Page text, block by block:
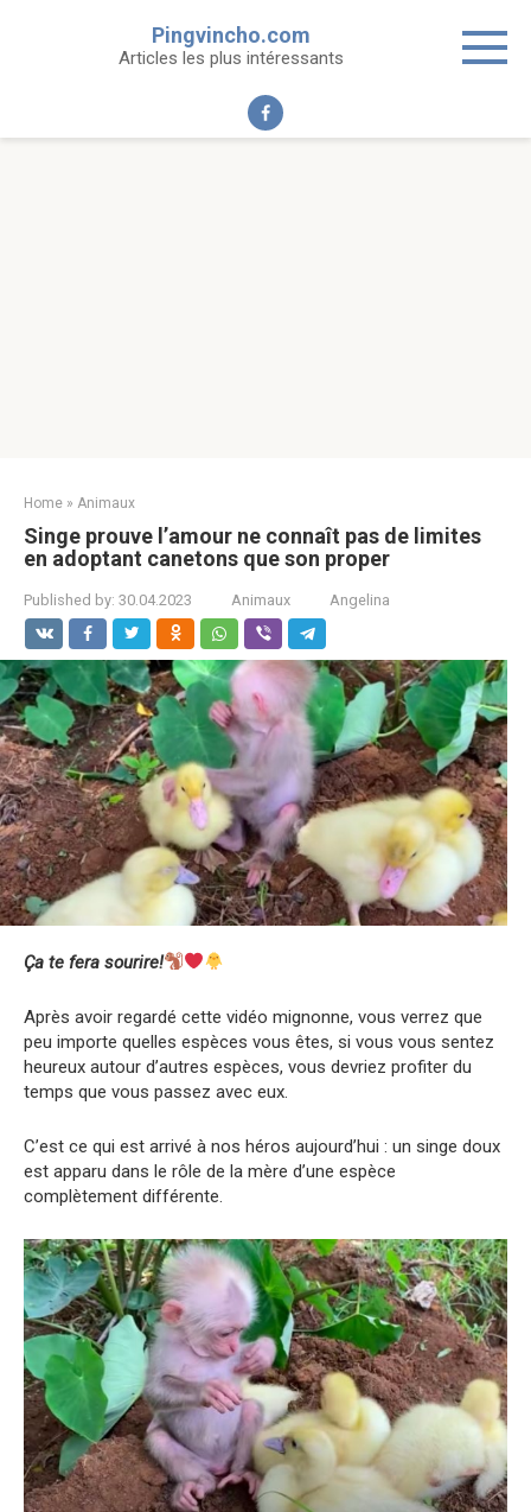
Pingvincho.com
Articles les plus intéressants
Home » Animaux
Singe prouve l’amour ne connaît pas de limites
en adoptant canetons que son proper
Published by: 30.04.2023 Animaux Angelina
Ça te fera sourire!
Après avoir regardé cette vidéo mignonne, vous verrez que
peu importe quelles espèces vous êtes, si vous vous sentez
heureux autour d’autres espèces, vous devriez profiter du
temps que vous passez avec eux.
C’est ce qui est arrivé à nos héros aujourd’hui : un singe doux
est apparu dans le rôle de la mère d’une espèce
complètement différente.